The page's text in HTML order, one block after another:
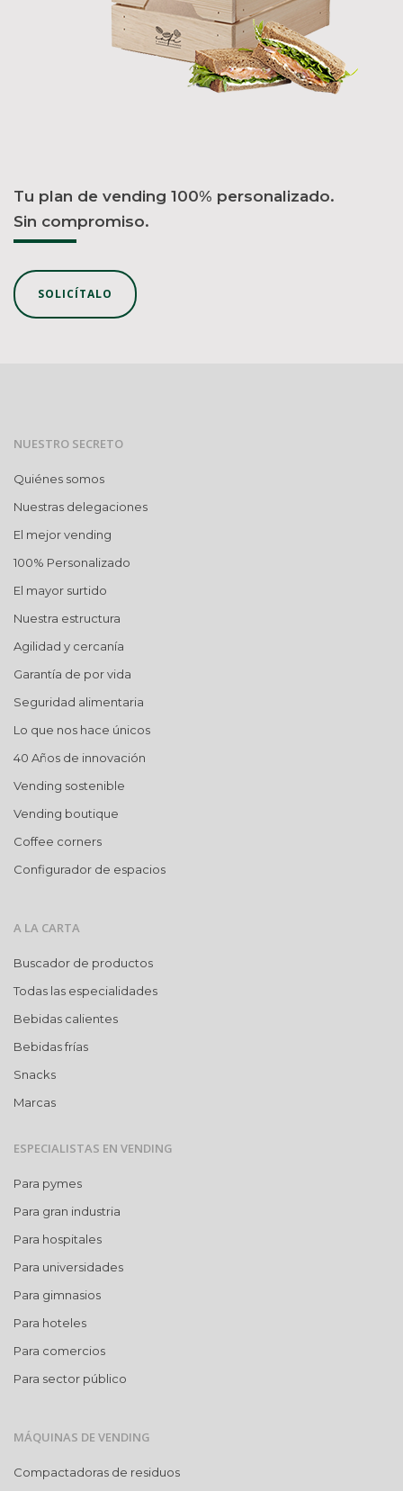
Tu plan de vending 100% personalizado.
Sin compromiso.
SOLICÍTALO
NUESTRO SECRETO
Quiénes somos
Nuestras delegaciones
El mejor vending
100% Personalizado
El mayor surtido
Nuestra estructura
Agilidad y cercanía
Garantía de por vida
Seguridad alimentaria
Lo que nos hace únicos
40 Años de innovación
Vending sostenible
Vending boutique
Coffee corners
Configurador de espacios
A LA CARTA
Buscador de productos
Todas las especialidades
Bebidas calientes
Bebidas frías
Snacks
Marcas
ESPECIALISTAS EN VENDING
Para pymes
Para gran industria
Para hospitales
Para universidades
Para gimnasios
Para hoteles
Para comercios
Para sector público
MÁQUINAS DE VENDING
Compactadoras de residuos